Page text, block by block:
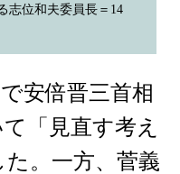
志位和夫委員長＝14
安倍晋三首相
「見直す考え
。一方、菅義